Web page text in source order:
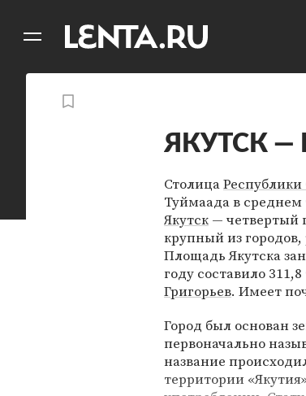
ЯКУТСК —
СтолицаРеспублики
Туймаада в
Якутск — четвертый
крупный из
Площадь Якутска
году составило
Григорьев. Имеет
Город был основан
первоначально
название
территории